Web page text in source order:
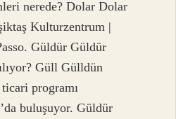
nerede? Dolar Dolar
Kulturzentrum |
Güldür Güldür
Güll Gülldün
programı
buluşuyor. Güldür